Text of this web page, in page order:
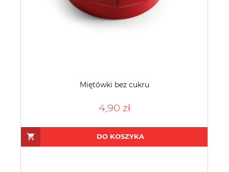
Miętówki bez cukru
4,90 zł
DO KOSZYKA